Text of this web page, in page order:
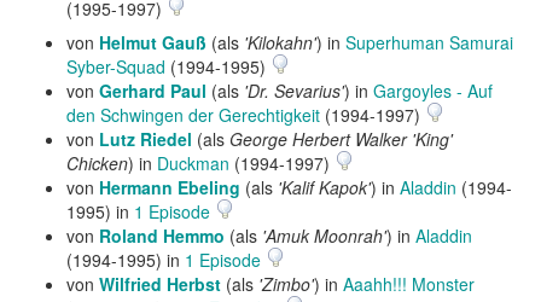
(1995-1997)
von Helmut Gauß (als 'Kilokahn') in Superhuman Samurai
Syber-Squad (1994-1995)
von Gerhard Paul (als 'Dr. Sevarius') in Gargoyles - Auf
den Schwingen der Gerechtigkeit (1994-1997)
von Lutz Riedel (als George Herbert Walker 'King'
Chicken) in Duckman (1994-1997)
von Hermann Ebeling (als 'Kalif Kapok') in Aladdin (1994-
1995) in 1 Episode
von Roland Hemmo (als 'Amuk Moonrah') in Aladdin
(1994-1995) in 1 Episode
von Wilfried Herbst (als 'Zimbo') in Aaahh!!! Monster